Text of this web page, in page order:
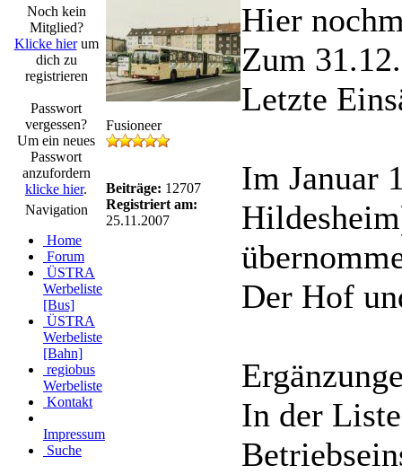
Noch kein
Mitglied?
Klicke hierum
dich zu
registrieren
Passwort
vergessen?
Um ein neues
Passwort
anzufordern
klicke hier.
Navigation
Home
Forum
ÜSTRA
Werbeliste
[Bus]
ÜSTRA
Werbeliste
[Bahn]
regiobus
Werbeliste
Kontakt
Impressum
Suche
Fusioneer
Beiträge: 12707
Registriert am:
25.11.2007
Hier
Zum
Letzte
Im Januar
Der Hof
In der